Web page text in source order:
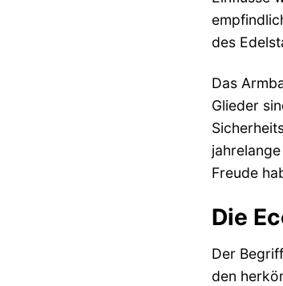
des
Das
Glieder
Freude
Die
Der
den